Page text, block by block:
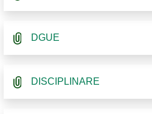
DGUE
DISCIPLINARE